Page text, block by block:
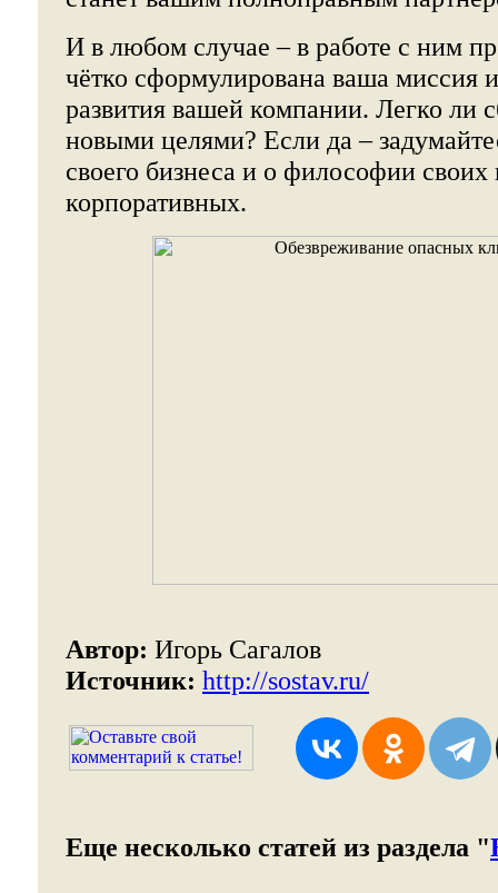
И в любом случае – в работе с ним
чётко сформулирована ваша миссия
развития вашей компании. Легко ли
новыми целями? Если да –
своего бизнеса и о философии
корпоративных.
Автор: Игорь Сагалов
Источник: http://sostav.ru/
Еще несколько статей из раздела "